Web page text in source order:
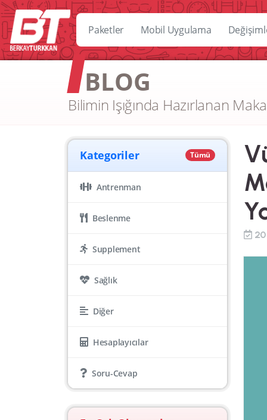
Paketler Mobil Uygulama
BLOG
Bilimin Işığında Hazırlanan
Kategoriler Tümü
Antrenman
Beslenme
Supplement
Sağlık
Diğer
Hesaplayıcılar
Soru-Cevap